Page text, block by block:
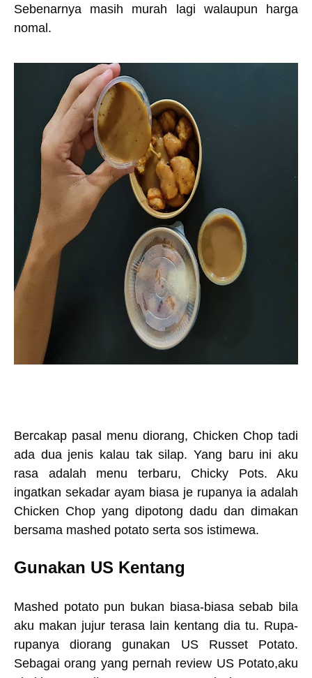
Sebenarnya masih murah lagi walaupun harga
nomal.
Bercakap pasal menu diorang, Chicken Chop tadi
ada dua jenis kalau tak silap. Yang baru ini aku
rasa adalah menu terbaru, Chicky Pots. Aku
ingatkan sekadar ayam biasa je rupanya ia adalah
Chicken Chop yang dipotong dadu dan dimakan
bersama mashed potato serta sos istimewa.
Gunakan US Kentang
Mashed potato pun bukan biasa-biasa sebab bila
aku makan jujur terasa lain kentang dia tu. Rupa-
rupanya diorang gunakan US Russet Potato.
Sebagai orang yang pernah review US Potato,aku